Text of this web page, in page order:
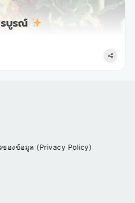
บูรณ์
องข้อมูล (Privacy Policy)